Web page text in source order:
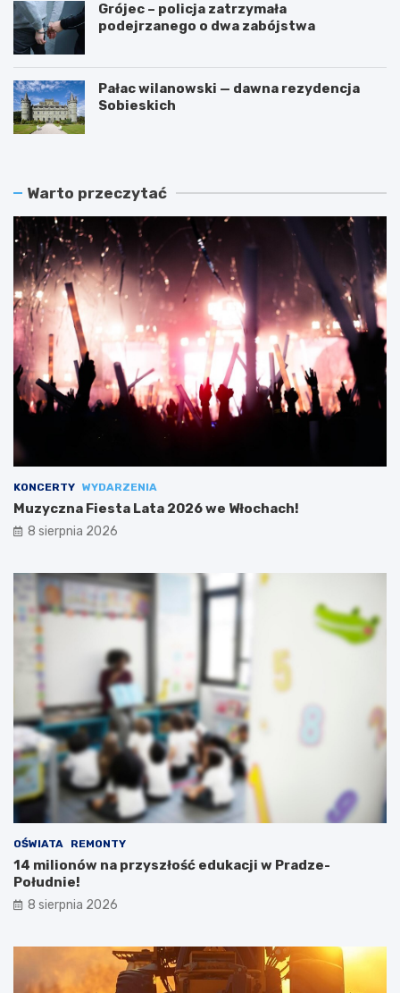
Grójec – policja zatrzymała
podejrzanego o dwa zabójstwa
Pałac wilanowski — dawna rezydencja
Sobieskich
Warto przeczytać
KONCERTY WYDARZENIA
Muzyczna Fiesta Lata 2026 we Włochach!
8 sierpnia 2026
OŚWIATA REMONTY
14 milionów na przyszłość edukacji w Pradze-
Południe!
8 sierpnia 2026